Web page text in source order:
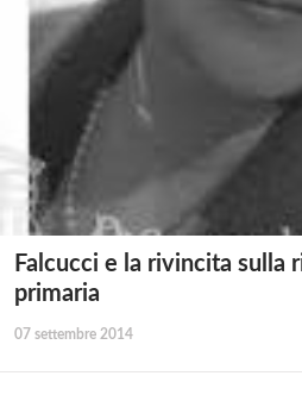
Falcucci e la rivincita sulla
primaria
07 settembre 2014